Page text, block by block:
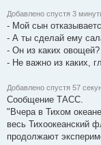
Добавлено спустя 3
- Мой сын
- А ты сделай ему
- Он из каких овощей?
- Не важно из каких,
Добавлено спустя 57
Сообщение ТАСС.
"Вчера в Тихом
весь
продолжают